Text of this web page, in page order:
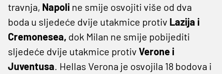
travnja, Napoli ne smije osvojiti više od dva
boda u sljedeće dvije utakmice protiv Lazija i
Cremonesea, dok Milan ne smije pobijediti
sljedeće dvije utakmice protiv Verone i
Juventusa. Hellas Verona je osvojila 18 bodova i